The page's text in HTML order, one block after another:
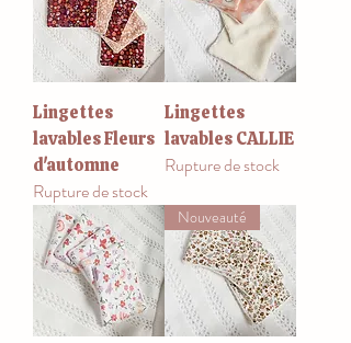
Lingettes
lavables Fleurs
d'automne
Rupture de stock
Lingettes
lavables CALLIE
Rupture de stock
Nouveauté